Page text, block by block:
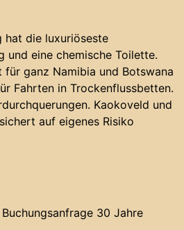
hat die luxuriöseste
und eine chemische Toilette.
für ganz Namibia und Botswana
Fahrten in Trockenflussbetten.
Kaokoveld und
auf eigenes Risiko
30 Jahre